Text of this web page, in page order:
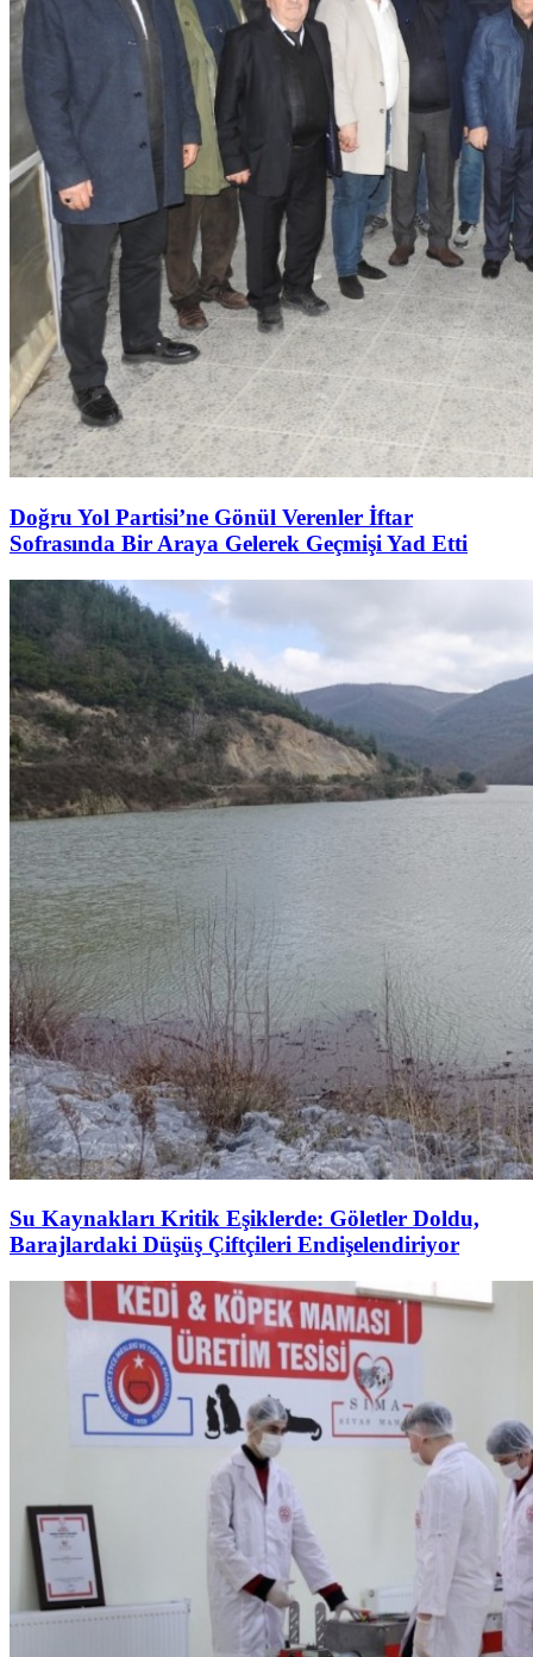
Doğru Yol Partisi’ne Gönül Verenler İftar
Sofrasında Bir Araya Gelerek Geçmişi Yad Etti
Su Kaynakları Kritik Eşiklerde: Göletler Doldu,
Barajlardaki Düşüş Çiftçileri Endişelendiriyor